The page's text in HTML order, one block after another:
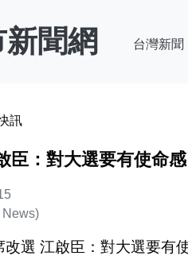
聞網 台灣新聞
訊
臣：對大選要有使命感
News)
改選 江啟臣：對大選要有